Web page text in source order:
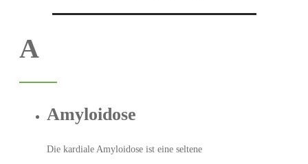
A
Amyloidose
Die kardiale Amyloidose ist eine seltene